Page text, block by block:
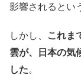
影響されるとい
しかし、 これま
雲が、日本の気
した。